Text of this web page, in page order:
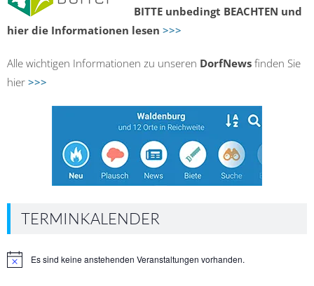
BITTE unbedingt BEACHTEN und
hier die Informationen lesen >>>
Alle wichtigen Informationen zu unseren DorfNews finden Sie
hier >>>
TERMINKALENDER
HinweisEs sind keine anstehenden Veranstaltungen vorhanden.